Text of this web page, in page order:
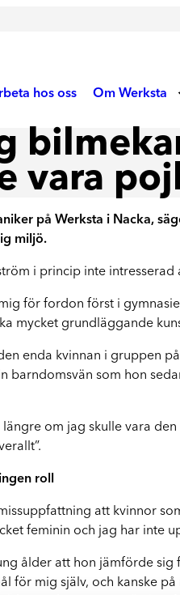
tid på
hos oss Om Werksta
Om oss
Aktuellt
Werksta
FAQ
vara
på Werksta i Nacka,
miljö.
i princip inte
för fordon först i
mycket grundläggande
enda kvinnan i gruppen
barndomsvän som hon
längre om jag skulle vara
roll
att kvinnor
feminin och jag har inte
ålder att hon jämförde sig
för mig själv, och kanske